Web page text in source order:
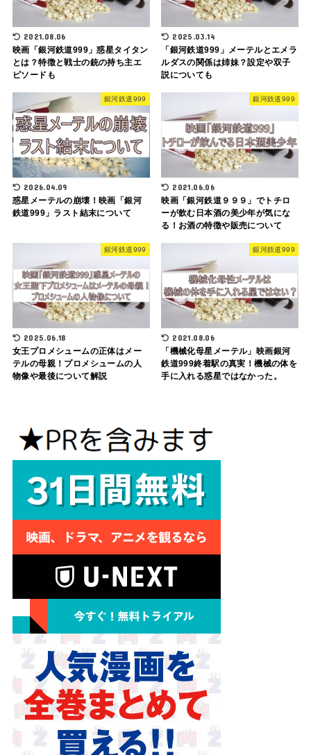
2021.08.06
映画「銀河鉄道999」惑星タイタン
とは？特徴と戦士の銃の持ち主エ
ピソードも
2025.03.14
「銀河鉄道999」メーテルとエメラ
ルダスの関係は姉妹？設定や双子
説についても
銀河鉄道999
2026.04.09
惑星メーテルの崩壊！映画「銀河
鉄道999」ラスト結末について
銀河鉄道999
2021.06.06
映画「銀河鉄道９９９」でトチロ
ーが飲む日本酒の美少年が気にな
る！お酒の特徴や販売について
銀河鉄道999
2025.06.18
女王プロメシュームの正体はメー
テルの母親！プロメシュームの人
物像や最後について解説
銀河鉄道999
2021.08.06
「機械化母星メーテル」映画銀河
鉄道999終着駅の真実！機械の体を
手に入れる惑星ではなかった。